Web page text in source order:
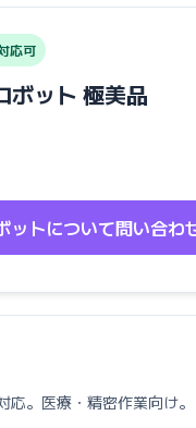
応可
ット 極美品
ットについて問い合わ
。医療・精密作業向け。